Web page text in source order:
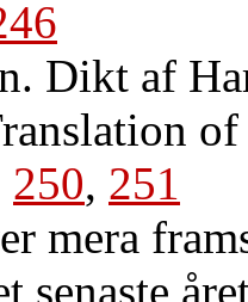
Dikt af
250, 251
mera
senaste